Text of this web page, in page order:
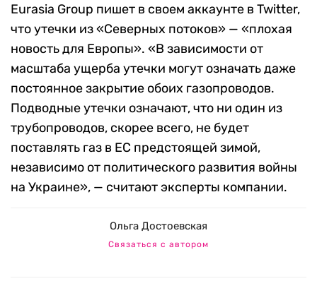
Eurasia Group пишет в своем аккаунте в Twitter,
что утечки из «Северных потоков» — «плохая
новость для Европы». «В зависимости от
масштаба ущерба утечки могут означать даже
постоянное закрытие обоих газопроводов.
Подводные утечки означают, что ни один из
трубопроводов, скорее всего, не будет
поставлять газ в ЕС предстоящей зимой,
независимо от политического развития войны
на Украине», — считают эксперты компании.
Ольга Достоевская
Связаться с автором